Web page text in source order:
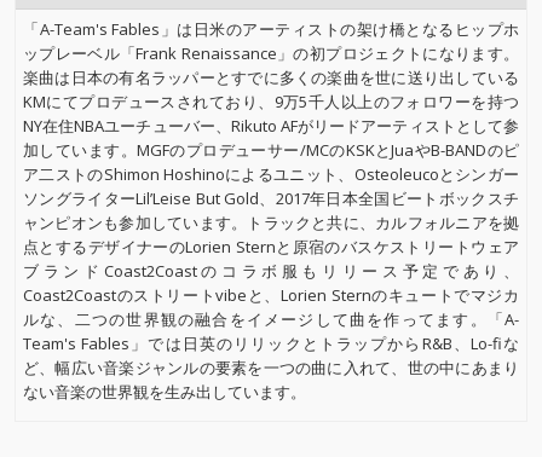
「A-Team's Fables」は日米のアーティストの架け橋となるヒップホ
ップレーベル「Frank Renaissance」の初プロジェクトになります。
楽曲は日本の有名ラッパーとすでに多くの楽曲を世に送り出している
KMにてプロデュースされており、9万5千人以上のフォロワーを持つ
NY在住NBAユーチューバー、Rikuto AFがリードアーティストとして参
加しています。MGFのプロデューサー/MCのKSKとJuaやB-BANDのピ
ア二ストのShimon Hoshinoによるユニット、Osteoleucoとシンガー
ソングライターLil’Leise But Gold、2017年日本全国ビートボックスチ
ャンピオンも参加しています。トラックと共に、カルフォルニアを拠
点とするデザイナーのLorien Sternと原宿のバスケストリートウェア
ブランドCoast2Coastのコラボ服もリリース予定であり、
Coast2Coastのストリートvibeと、Lorien Sternのキュートでマジカ
ルな、二つの世界観の融合をイメージして曲を作ってます。「A-
Team's Fables」では日英のリリックとトラップからR&B、Lo-fiな
ど、幅広い音楽ジャンルの要素を一つの曲に入れて、世の中にあまり
ない音楽の世界観を生み出しています。